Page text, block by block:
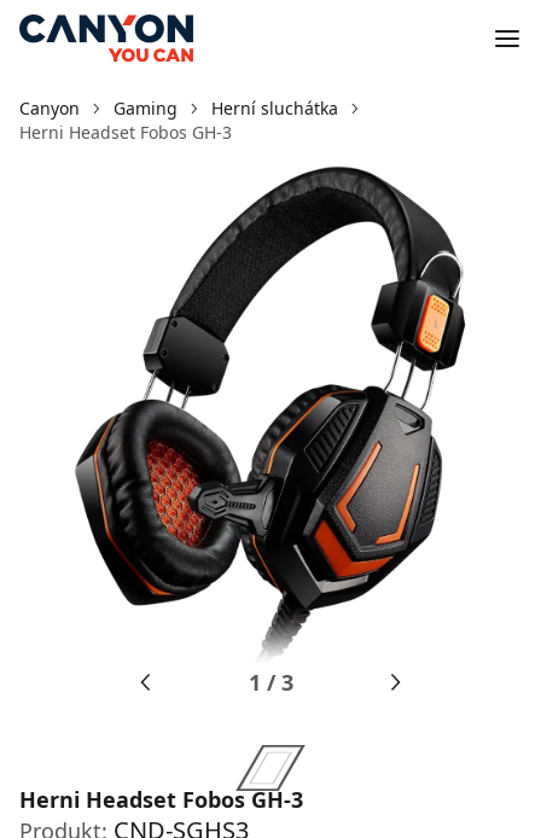
Canyon Gaming
Herní sluchátka
Herni Headset Fobos GH-3
1 /3
Herni Headset Fobos GH-3
Produkt: CND-SGHS3